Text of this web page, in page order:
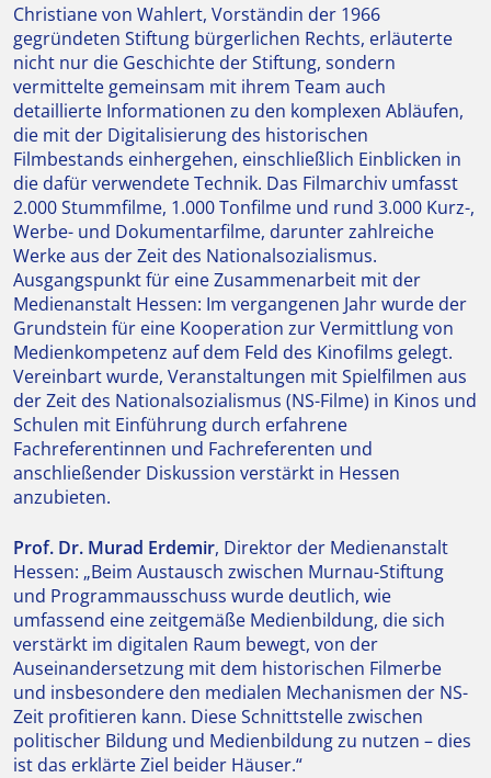
Christiane von Wahlert, Vorständin der 1966
gegründeten Stiftung bürgerlichen Rechts, erläuterte
nicht nur die Geschichte der Stiftung, sondern
vermittelte gemeinsam mit ihrem Team auch
detaillierte Informationen zu den komplexen Abläufen,
die mit der Digitalisierung des historischen
Filmbestands einhergehen, einschließlich Einblicken in
die dafür verwendete Technik. Das Filmarchiv umfasst
2.000 Stummfilme, 1.000 Tonfilme und rund 3.000 Kurz-,
Werbe- und Dokumentarfilme, darunter zahlreiche
Werke aus der Zeit des Nationalsozialismus.
Ausgangspunkt für eine Zusammenarbeit mit der
Medienanstalt Hessen: Im vergangenen Jahr wurde der
Grundstein für eine Kooperation zur Vermittlung von
Medienkompetenz auf dem Feld des Kinofilms gelegt.
Vereinbart wurde, Veranstaltungen mit Spielfilmen aus
der Zeit des Nationalsozialismus (NS-Filme) in Kinos und
Schulen mit Einführung durch erfahrene
Fachreferentinnen und Fachreferenten und
anschließender Diskussion verstärkt in Hessen
anzubieten.
Prof. Dr. Murad Erdemir, Direktor der Medienanstalt
Hessen: „Beim Austausch zwischen Murnau-Stiftung
und Programmausschuss wurde deutlich, wie
umfassend eine zeitgemäße Medienbildung, die sich
verstärkt im digitalen Raum bewegt, von der
Auseinandersetzung mit dem historischen Filmerbe
und insbesondere den medialen Mechanismen der NS-
Zeit profitieren kann. Diese Schnittstelle zwischen
politischer Bildung und Medienbildung zu nutzen – dies
ist das erklärte Ziel beider Häuser.“